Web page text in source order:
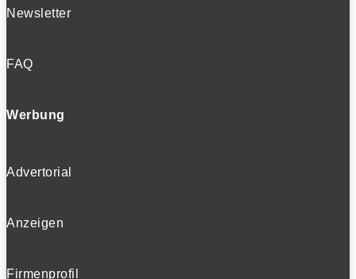
Newsletter
FAQ
Werbung
Advertorial
Anzeigen
Firmenprofil